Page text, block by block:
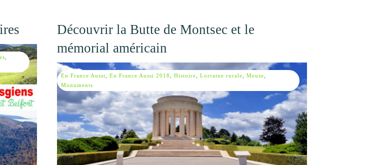
Découvrir la Butte de Montsec et le
mémorial américain
En France Aussi En France Aussi 2018 Histoire Lorraine rurale Meuse
Monuments